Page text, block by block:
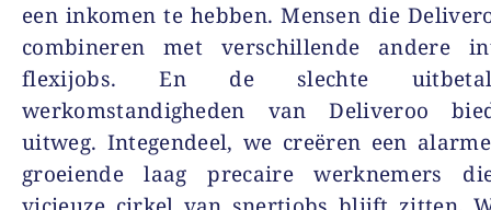
een inkomen te hebben. Mensen die
combineren met verschillende andere
flexijobs. En de slechte
werkomstandigheden van Deliveroo
uitweg. Integendeel, we creëren een
groeiende laag precaire werknemers